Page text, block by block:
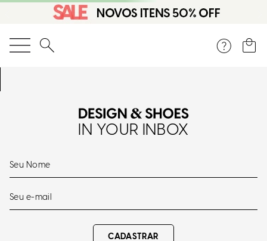
O que você está procurando?
IN YOUR INBOX
CADASTRAR